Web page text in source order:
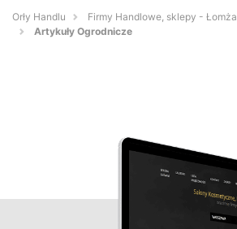
Orły Handlu
Firmy Handlowe, sklepy - Łomża
Artykuły Ogrodnicze